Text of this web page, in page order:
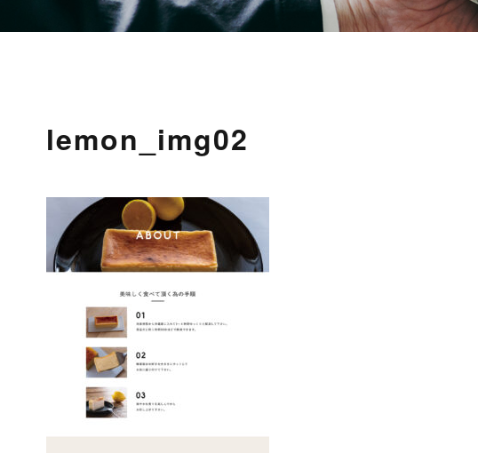
lemon_img02